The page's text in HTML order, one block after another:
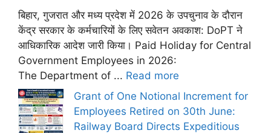
बिहार, गुजरात और मध्य प्रदेश में 2026 के उपचुनाव के दौरान
केंद्र सरकार के कर्मचारियों के लिए सवेतन अवकाश: DoPT ने
आधिकारिक आदेश जारी किया। Paid Holiday for Central
Government Employees in 2026:
The Department of ... Read more
Grant of One Notional Increment for
Employees Retired on 30th June:
Railway Board Directs Expeditious